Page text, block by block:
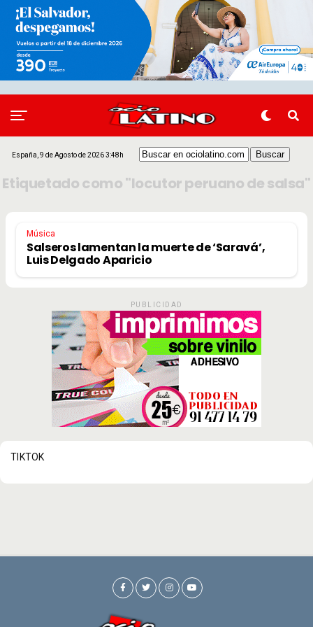
España, 9 de Agosto de 2026 3:48h
Etiquetado como "locutor peruano de salsa"
Música
Salseros lamentan la muerte de ‘Saravá’,
Luis Delgado Aparicio
PUBLICIDAD
TIKTOK